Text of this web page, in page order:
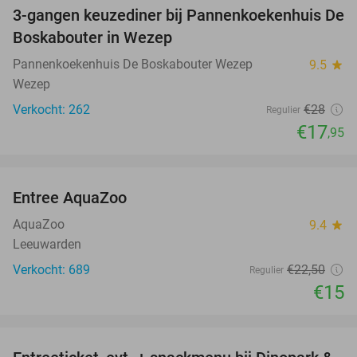
36%
3-gangen keuzediner bij Pannenkoekenhuis De
Boskabouter in Wezep
Pannenkoekenhuis De Boskabouter Wezep 9.5 star
Wezep
Verkocht: 262
Regulier €28
€17,95
Entree AquaZoo
AquaZoo 9.4 star
Leeuwarden
Verkocht: 689
Regulier €22,50
€15